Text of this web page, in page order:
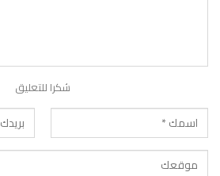
شكرا للتعليق